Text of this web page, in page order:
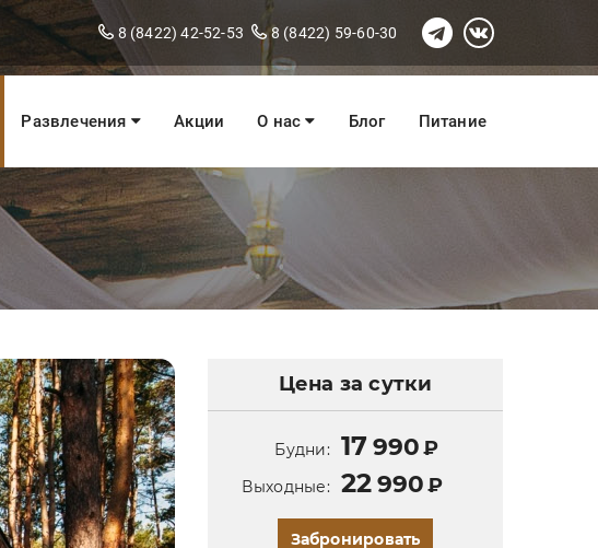
8 (8422) 42-52-53 8 (8422) 59-60-30
Развлечения Акции О нас Блог Питание
Цена за сутки
Будни: 17 990 ₽
Выходные: 22990 ₽
Забронировать